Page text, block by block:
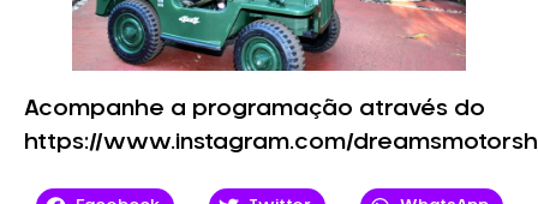
Acompanhe a programação através do
https://www.instagram.com/